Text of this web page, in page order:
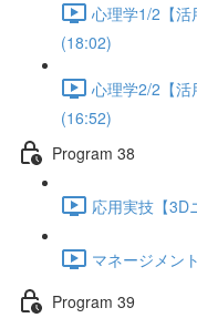
心理学1/2【活
(18:02)
心理学2/2【活
(16:52)
Program 38
応用実技【3D
マネージメン
Program 39